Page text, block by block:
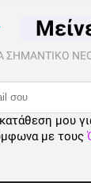
ΝΕΟ
μου
με τους